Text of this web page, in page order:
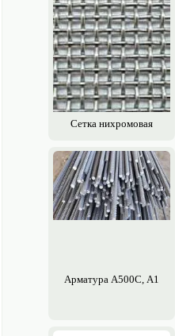
Сетка нихромовая
Арматура А500С, А1